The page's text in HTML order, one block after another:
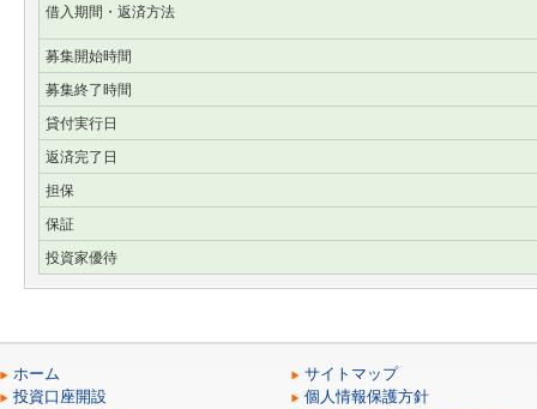
借入期間・返済方法
募集開始時間
募集終了時間
貸付実行日
返済完了日
担保
保証
投資家優待
ホーム
投資口座開設
サイトマップ
個人情報保護方針